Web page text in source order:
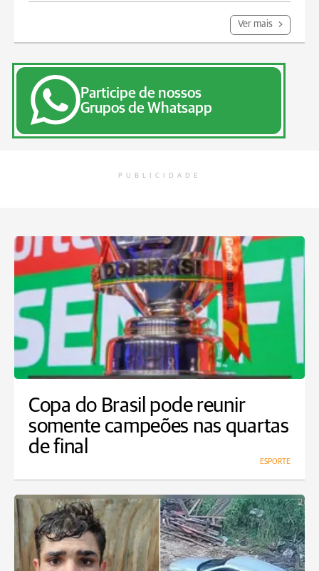
Ver mais
Participe de nossos
Grupos de Whatsapp
PUBLICIDADE
Copa do Brasil pode reunir
somente campeões nas quartas
de final
ESPORTE